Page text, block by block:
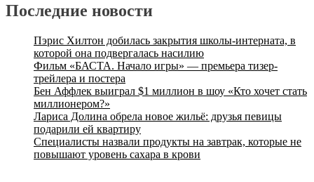
Последние новости
Пэрис Хилтон добилась закрытия школы-интерната, в
которой она подвергалась насилию
Фильм «БАСТА. Начало игры» — премьера тизер-
трейлера и постера
Бен Аффлек выиграл $1 миллион в шоу «Кто хочет стать
миллионером?»
Лариса Долина обрела новое жильё: друзья певицы
подарили ей квартиру
Специалисты назвали продукты на завтрак, которые не
повышают уровень сахара в крови